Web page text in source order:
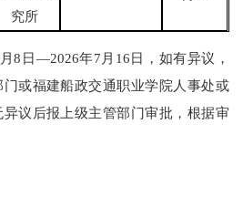
究所
日—2026年7月16日，如有异议，
或福建船政交通职业学院人事处或
议后报上级主管部门审批，根据审